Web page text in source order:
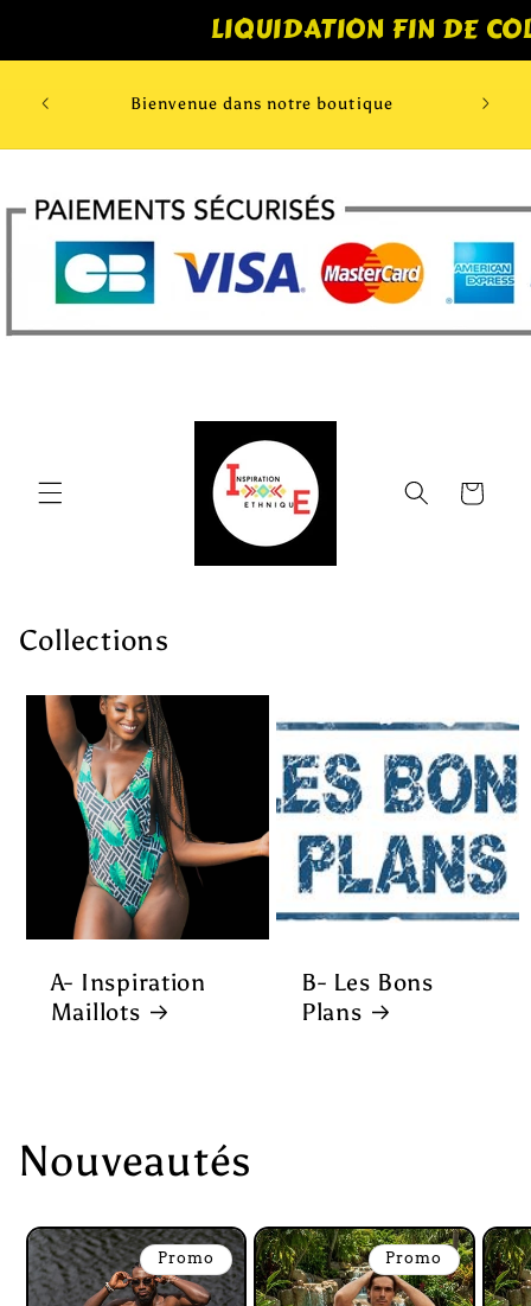
LIQUIDATION FIN DE
Bienvenue dans notre boutique
Panier
Collections
A- Inspiration
Maillots
B- Les Bons
Plans
Nouveautés
Promo Promo